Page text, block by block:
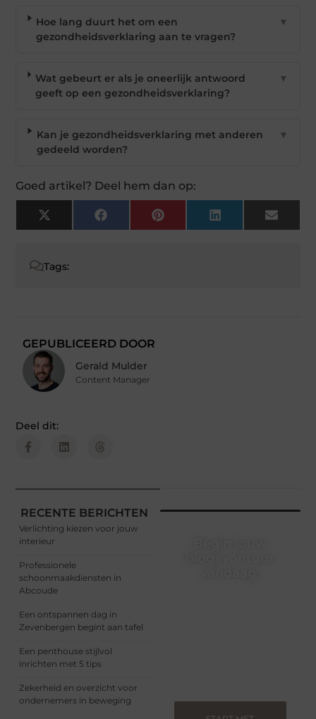
Hoe lang duurt het om een
gezondheidsverklaring aan te vragen?
▼
Wat gebeurt er als je oneerlijk antwoord
geeft op een gezondheidsverklaring?
▼
Kan je gezondheidsverklaring met anderen
gedeeld worden?
▼
Goed artikel? Deel hem dan op:
X
(Twitter)
Facebook Pinterest LinkedIn Email
Tags:
GEPUBLICEERD DOOR
Gerald Mulder
Content Manager
Deel dit:
RECENTE BERICHTEN
Verlichting kiezen voor jouw
interieur
Professionele
schoonmaakdiensten in
Abcoude
Een ontspannen dag in
Zevenbergen begint aan tafel
Een penthouse stijlvol
inrichten met 5 tips
Zekerheid en overzicht voor
ondernemers in beweging